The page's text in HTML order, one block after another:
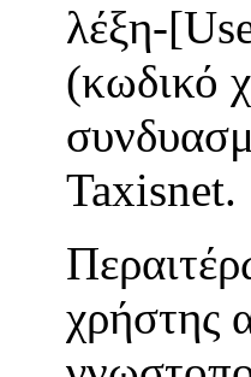
λέξη-
(κωδικό
Taxisnet.
χρήστης